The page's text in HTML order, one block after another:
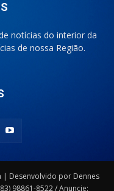
notícias do interior da
de nossa Região.
| Desenvolvido por Dennes
98861-8522 / Anuncie: